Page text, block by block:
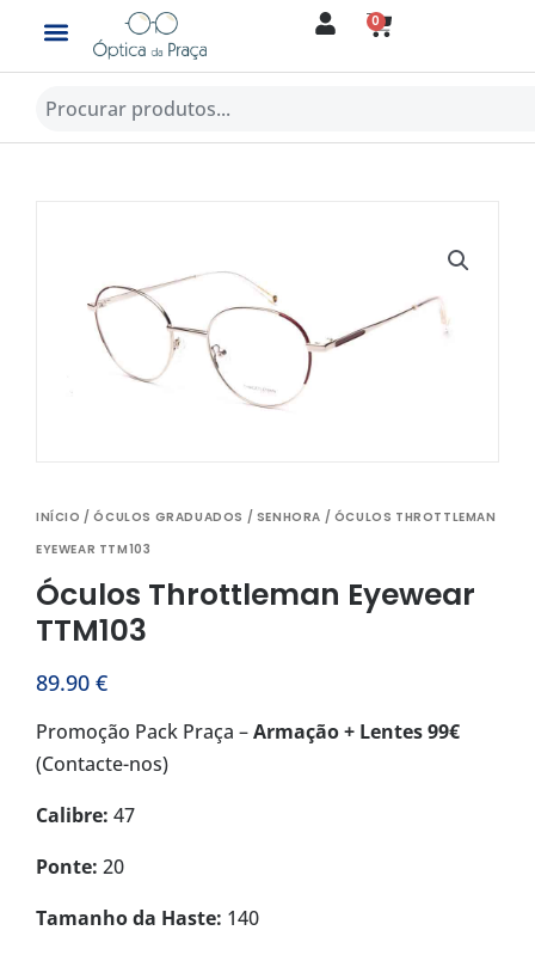
content
0
CART
Procurar
INÍCIO /ÓCULOS GRADUADOS / SENHORA / ÓCULOS THROTTLEMAN
EYEWEAR TTM103
Óculos Throttleman Eyewear
TTM103
89.90 €
Promoção Pack Praça –Armação + Lentes 99€
(Contacte-nos)
Calibre: 47
Ponte: 20
Tamanho da Haste: 140